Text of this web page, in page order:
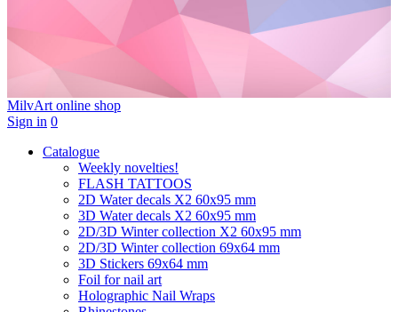
MilvArt online shop
Sign in 0
Catalogue
Weekly novelties!
FLASH TATTOOS
2D Water decals X2 60х95 mm
3D Water decals X2 60х95 mm
2D/3D Winter collection X2 60х95 mm
2D/3D Winter collection 69х64 mm
3D Stickers 69х64 mm
Foil for nail art
Holographic Nail Wraps